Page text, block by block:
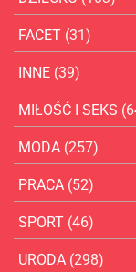
FACET (31)
INNE (39)
MIŁOŚĆ I SEKS
MODA (257)
PRACA (52)
SPORT (46)
URODA (298)